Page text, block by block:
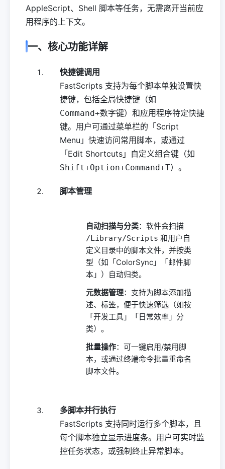
AppleScript、Shell 脚本等任务，无需离开当前应
用程序的上下文。
一、核心功能详解
快捷键调用
FastScripts 支持为每个脚本单独设置快
捷键，包括全局快捷键（如
Command+数字键）和应用程序特定快捷
键。用户可通过菜单栏的「Script
Menu」快速访问常用脚本，或通过
「Edit Shortcuts」自定义组合键（如
Shift+Option+Command+T）。
脚本管理
自动扫描与分类：软件会扫描
/Library/Scripts 和用户自
定义目录中的脚本文件，并按类
型（如「ColorSync」「邮件脚
本」）自动归类。
元数据管理：支持为脚本添加描
述、标签，便于快速筛选（如按
「开发工具」「日常效率」分
类）。
批量操作：可一键启用/禁用脚
本，或通过终端命令批量重命名
脚本文件。
多脚本并行执行
FastScripts 支持同时运行多个脚本，且
每个脚本独立显示进度条。用户可实时监
控任务状态，或强制终止异常脚本。